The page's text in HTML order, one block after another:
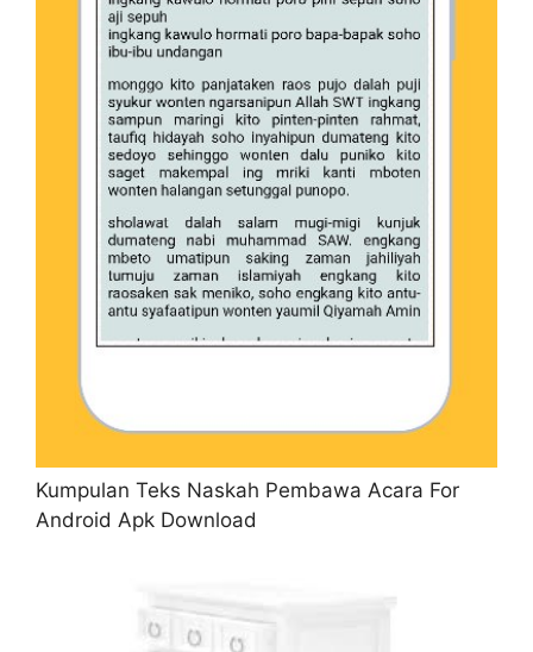
Kumpulan Teks Naskah Pembawa Acara For
Android Apk Download